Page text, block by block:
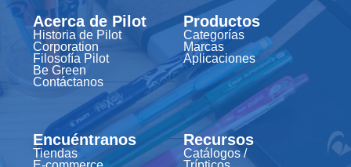
Acerca de Pilot
Historia de Pilot
Corporation
Filosofía Pilot
Be Green
Contáctanos
Productos
Categorías
Marcas
Aplicaciones
Encuéntranos
Tiendas
Recursos
Catálogos /